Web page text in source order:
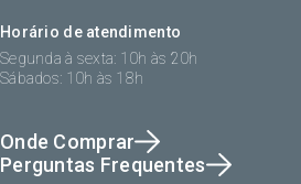
Horário de atendimento
Segunda à sexta: 10h às 20h
Sábados: 10h às 18h
Onde Comprar
Perguntas Frequentes